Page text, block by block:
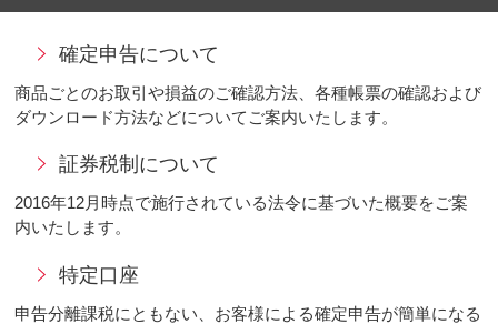
確定申告について
商品ごとのお取引や損益のご確認方法、各種帳票の確認および
ダウンロード方法などについてご案内いたします。
証券税制について
2016年12月時点で施行されている法令に基づいた概要をご案
内いたします。
特定口座
申告分離課税にともない、お客様による確定申告が簡単になる